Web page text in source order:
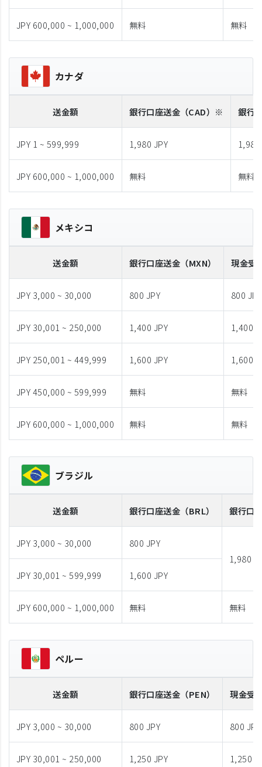
JPY 600,000 ~ 1,000,000 無料 無料
カナダ
送金額 銀行口座送金 （CAD）※ 銀行
JPY 1 ~ 599,999 1,980 JPY 1,980
JPY 600,000 ~ 1,000,000 無料 無料
メキシコ
送金額 銀行口座送金 （MXN） 現金受
JPY 3,000 ~ 30,000 800 JPY 800 JPY
JPY 30,001 ~ 250,000 1,400 JPY 1,400
JPY 250,001 ~ 449,999 1,600 JPY 1,600
JPY 450,000 ~ 599,999 無料 無料
JPY 600,000 ~ 1,000,000 無料 無料
ブラジル
送金額 銀行口座送金 （BRL） 銀行口
JPY 3,000 ~ 30,000
800 JPY
1,980
JPY 30,001 ~ 599,999
1,600 JPY
JPY 600,000 ~ 1,000,000 無料 無料
ペルー
送金額 銀行口座送金 （PEN） 現金受
JPY 3,000 ~ 30,000 800 JPY 800 JPY
JPY 30,001 ~ 250,000 1,250 JPY 1,250